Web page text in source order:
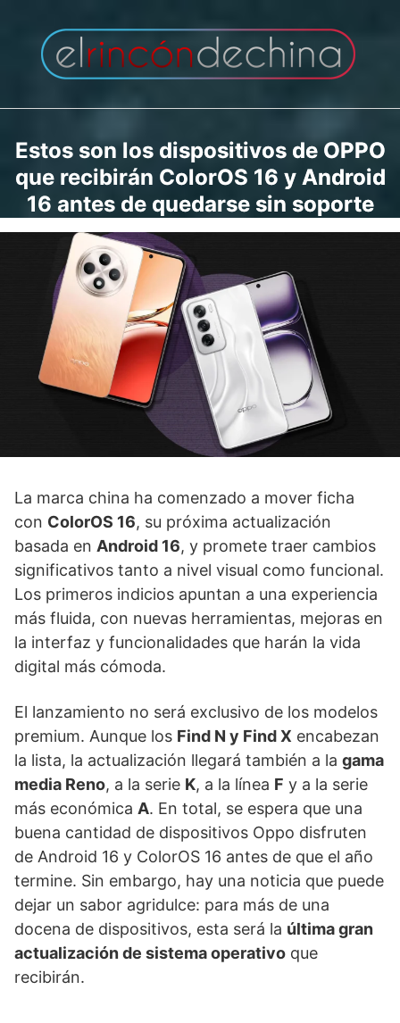
contenido
Estos son los dispositivos de OPPO
que recibirán ColorOS 16 y Android
16 antes de quedarse sin soporte
La marca china ha comenzado a mover ficha
con ColorOS 16, su próxima actualización
basada en Android 16, y promete traer cambios
significativos tanto a nivel visual como funcional.
Los primeros indicios apuntan a una experiencia
más fluida, con nuevas herramientas, mejoras en
la interfaz y funcionalidades que harán la vida
digital más cómoda.
El lanzamiento no será exclusivo de los modelos
premium. Aunque los Find N y Find X encabezan
la lista, la actualización llegará también a la gama
media Reno, a la serie K, a la línea F y a la serie
más económica A. En total, se espera que una
buena cantidad de dispositivos Oppo disfruten
de Android 16 y ColorOS 16 antes de que el año
termine. Sin embargo, hay una noticia que puede
dejar un sabor agridulce: para más de una
docena de dispositivos, esta será la última gran
actualización de sistema operativo que
recibirán.